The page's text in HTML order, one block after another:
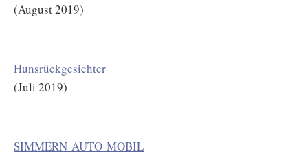
(August 2019)
Hunsrückgesichter
(Juli 2019)
SIMMERN-AUTO-MOBIL